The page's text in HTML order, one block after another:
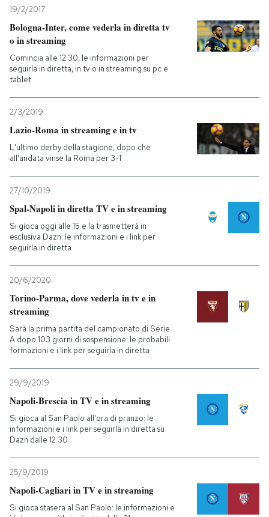
19/2/2017
Bologna-Inter, come vederla in diretta tv
o in streaming
Comincia alle 12.30, le informazioni per
seguirla in diretta, in tv o in streaming su pc e
tablet
2/3/2019
Lazio-Roma in streaming e in tv
L'ultimo derby della stagione, dopo che
all'andata vinse la Roma per 3-1
27/10/2019
Spal-Napoli in diretta TV e in streaming
Si gioca oggi alle 15 e la trasmetterà in
esclusiva Dazn: le informazioni e i link per
seguirla in diretta
20/6/2020
Torino-Parma, dove vederla in tv e in
streaming
Sarà la prima partita del campionato di Serie
A dopo 103 giorni di sospensione: le probabili
formazioni e i link per seguirla in diretta
29/9/2019
Napoli-Brescia in TV e in streaming
Si gioca al San Paolo all'ora di pranzo: le
informazioni e i link per seguirla in diretta su
Dazn dalle 12.30
25/9/2019
Napoli-Cagliari in TV e in streaming
Si gioca stasera al San Paolo: le informazioni e